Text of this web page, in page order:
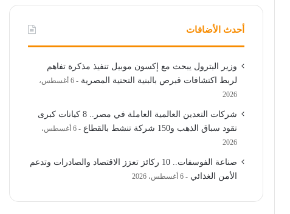
أحدث الأضافات
وزير البترول يبحث مع إكسون موبيل تنفيذ مذكرة تفاهم
لربط اكتشافات قبرص بالبنية التحتية المصرية
6 أغسطس،
2026
شركات التعدين العالمية العاملة في مصر.. 8 كيانات كبرى
تقود سباق الذهب و150 شركة تنشط بالقطاع
6 أغسطس،
2026
صناعة الفوسفات.. 10 ركائز تعزز الاقتصاد والصادرات وتدعم
الأمن الغذائي
6 أغسطس، 2026